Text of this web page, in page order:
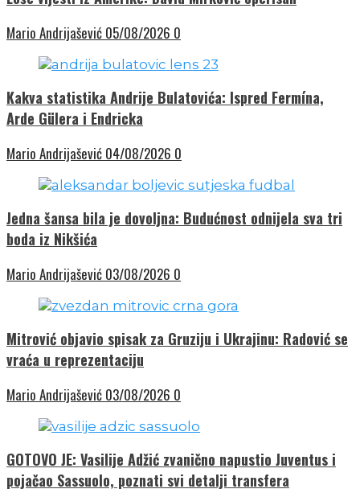
Mario Andrijašević 05/08/2026 0
Kakva statistika Andrije Bulatovića: Ispred Fermína,
Arde Gülera i Endricka
Mario Andrijašević 04/08/2026 0
Jedna šansa bila je dovoljna: Budućnost odnijela sva tri
boda iz Nikšića
Mario Andrijašević 03/08/2026 0
Mitrović objavio spisak za Gruziju i Ukrajinu: Radović se
vraća u reprezentaciju
Mario Andrijašević 03/08/2026 0
GOTOVO JE: Vasilije Adžić zvanično napustio Juventus i
pojačao Sassuolo, poznati svi detalji transfera